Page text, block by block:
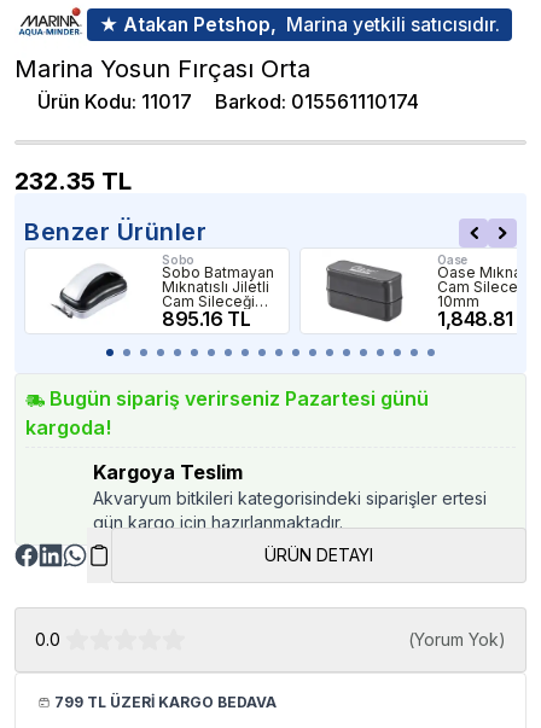
★ Atakan Petshop, Marina yetkili satıcısıdır.
Marina Yosun Fırçası Orta
Ürün Kodu: 11017 Barkod: 015561110174
232.35 TL
Benzer Ürünler
Sobo
Sobo Batmayan
Mıknatıslı Jiletli
Cam Sileceği
10-16mm
895.16 TL
Oase
Oase
Cam Sileceği
10mm
1,848.81 TL
Bugün sipariş verirseniz Pazartesi günü
kargoda!
Kargoya Teslim
Akvaryum bitkileri kategorisindeki siparişler ertesi
gün kargo için hazırlanmaktadır.
ÜRÜN DETAYI
0.0 (Yorum Yok)
799 TL ÜZERİ KARGO BEDAVA